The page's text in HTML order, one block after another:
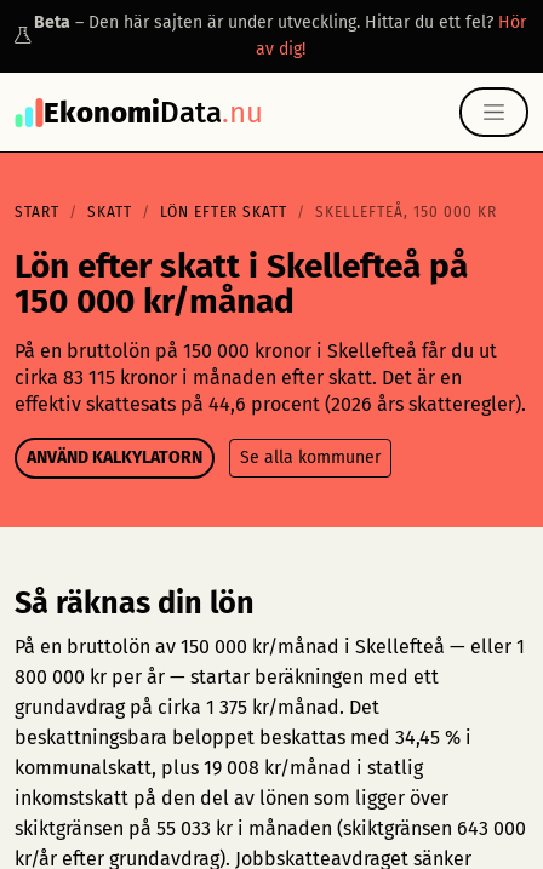
Beta – Den här sajten är under utveckling. Hittar du ett fel? Hör
av dig!
EkonomiData.nu
START SKATT LÖN EFTER SKATT SKELLEFTEÅ, 150 000 KR
Lön efter skatt i Skellefteå på
150 000 kr/månad
På en bruttolön på 150 000 kronor i Skellefteå får du ut
cirka 83 115 kronor i månaden efter skatt. Det är en
effektiv skattesats på 44,6 procent (2026 års skatteregler).
ANVÄND KALKYLATORN Se alla kommuner
Så räknas din lön
På en bruttolön av 150 000 kr/månad i Skellefteå — eller 1
800 000 kr per år — startar beräkningen med ett
grundavdrag på cirka 1 375 kr/månad. Det
beskattningsbara beloppet beskattas med 34,45 % i
kommunalskatt, plus 19 008 kr/månad i statlig
inkomstskatt på den del av lönen som ligger över
skiktgränsen på 55 033 kr i månaden (skiktgränsen 643 000
kr/år efter grundavdrag). Jobbskatteavdraget sänker